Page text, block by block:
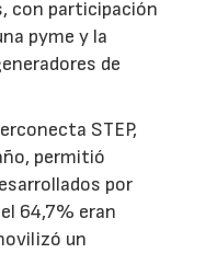
con participación
pyme y la
de
STEP,
permitió
por
64,7% eran
un